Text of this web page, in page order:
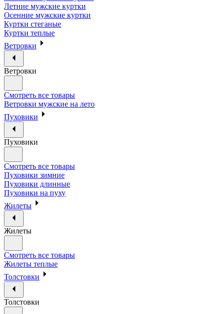
Летние мужские куртки
Осенние мужские куртки
Куртки стеганые
Куртки теплые
Ветровки
Ветровки
Смотреть все товары
Ветровки мужские на лето
Пуховики
Пуховики
Смотреть все товары
Пуховики зимние
Пуховики длинные
Пуховики на пуху
Жилеты
Жилеты
Смотреть все товары
Жилеты теплые
Толстовки
Толстовки